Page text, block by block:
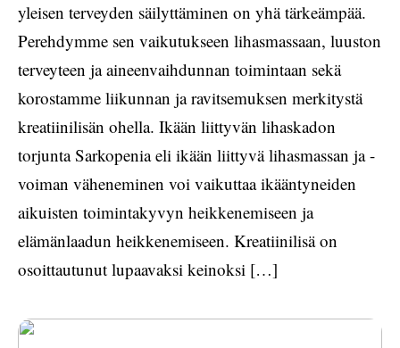
yleisen terveyden säilyttäminen on yhä tärkeämpää.
Perehdymme sen vaikutukseen lihasmassaan, luuston
terveyteen ja aineenvaihdunnan toimintaan sekä
korostamme liikunnan ja ravitsemuksen merkitystä
kreatiinilisän ohella. Ikään liittyvän lihaskadon
torjunta Sarkopenia eli ikään liittyvä lihasmassan ja -
voiman väheneminen voi vaikuttaa ikääntyneiden
aikuisten toimintakyvyn heikkenemiseen ja
elämänlaadun heikkenemiseen. Kreatiinilisä on
osoittautunut lupaavaksi keinoksi […]